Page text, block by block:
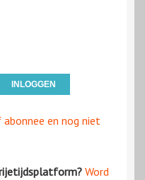
en nog niet
Word